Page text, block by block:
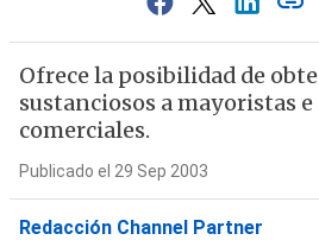
Ofrece la posibilidad de
sustanciosos a mayoristas
comerciales.
Publicado el 29 Sep 2003
Redacción Channel Partner